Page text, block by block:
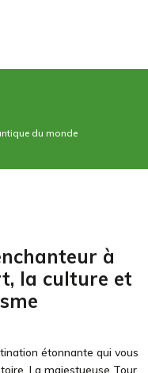
du monde
à
la culture et
étonnante qui vous
La majestueuse Tour